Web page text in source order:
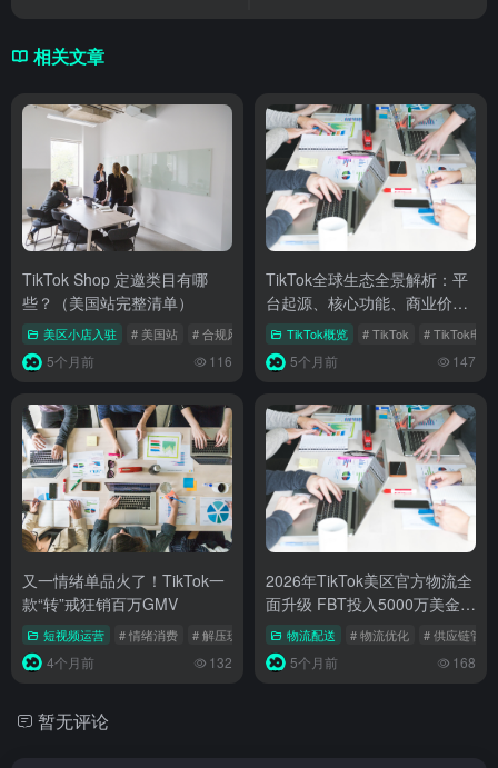
相关文章
TikTok Shop 定邀类目有哪
些？（美国站完整清单）
美区小店入驻 # 美国站 # 合规风险 # TikTok Shop
5个月前 116
TikTok全球生态全景解析：平
台起源、核心功能、商业价值
与行业影响
TikTok概览 # TikTok # TikTok电商
5个月前 147
又一情绪单品火了！TikTok一
款“转”戒狂销百万GMV
短视频运营 # 情绪消费 # 解压玩具 # 选品指南
4个月前 132
2026年TikTok美区官方物流全
面升级 FBT投入5000万美金激
励 物流配送 # 物流优化 # 供应链管理
5个月前 168
暂无评论